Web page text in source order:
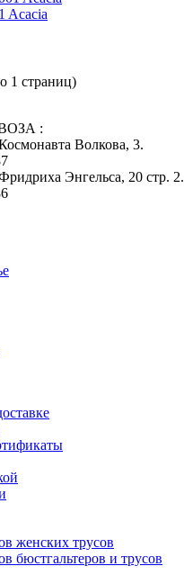
Acacia
1 страниц)
:
Волкова, 3.
Энгельса, 20 стр. 2.
женских трусов
бюстгальтеров и трусов